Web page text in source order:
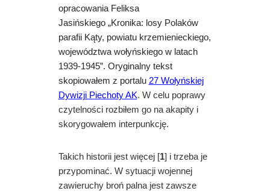
opracowania Feliksa
Jasińskiego „Kronika: losy Polaków
parafii Kąty, powiatu krzemienieckiego,
województwa wołyńskiego w latach
1939-1945”. Oryginalny tekst
skopiowałem z portalu 27 Wołyńskiej
Dywizji Piechoty AK. W celu poprawy
czytelności rozbiłem go na akapity i
skorygowałem interpunkcję.
Takich historii jest więcej [1] i trzeba je
przypominać. W sytuacji wojennej
zawieruchy broń palna jest zawsze